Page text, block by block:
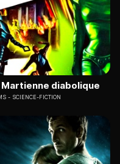
Martienne diabolique
SCIENCE-FICTION